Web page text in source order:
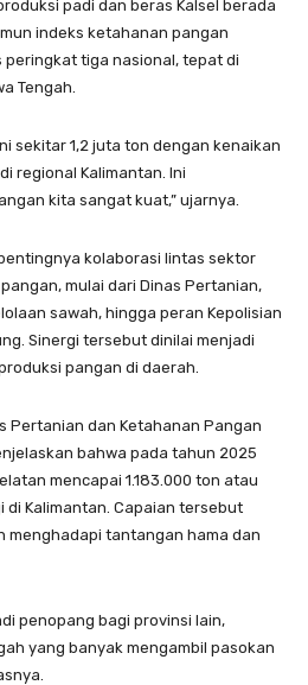
padi dan beras Kalsel berada
indeks ketahanan pangan
tiga nasional, tepat di
Tengah.
sekitar 1,2 juta ton dengan kenaikan
regional Kalimantan. Ini
kita sangat kuat,” ujarnya.
kolaborasi lintas sektor
mulai dari Dinas Pertanian,
sawah, hingga peran Kepolisian
Sinergi tersebut dinilai menjadi
pangan di daerah.
Pertanian dan Ketahanan Pangan
bahwa pada tahun 2025
mencapai 1.183.000 ton atau
di Kalimantan. Capaian tersebut
menghadapi tantangan hama dan
penopang bagi provinsi lain,
yang banyak mengambil pasokan